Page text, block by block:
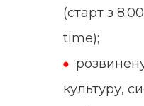
(старт з
time);
культуру,